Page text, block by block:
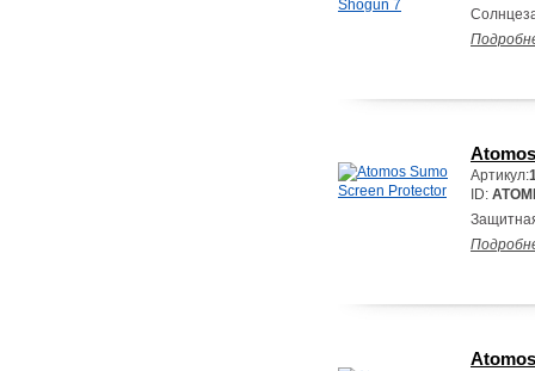
Артикул:
ID: